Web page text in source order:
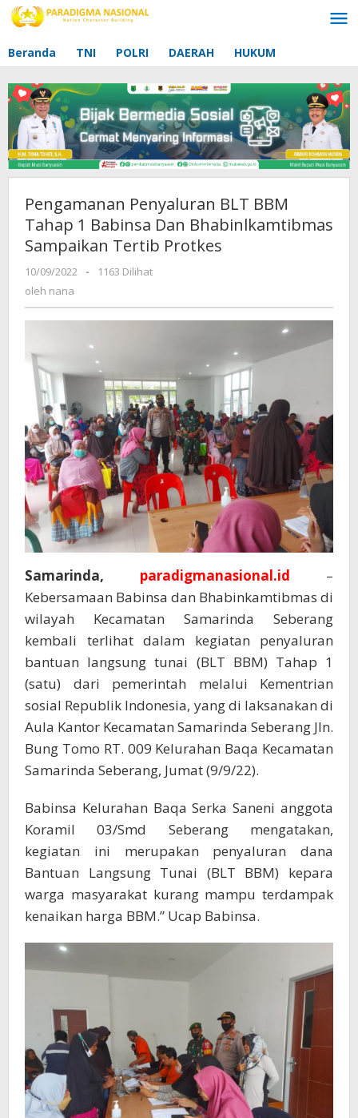
Lewati
ke
Beranda TNI POLRI DAERAH HUKUM
Pengamanan Penyaluran BLT BBM
Tahap 1 Babinsa Dan Bhabinlkamtibmas
Sampaikan Tertib Protkes
10/09/2022
oleh
-
1163 Dilihat
oleh nana
Samarinda, paradigmanasional.id –
Kebersamaan Babinsa dan Bhabinkamtibmas di
wilayah Kecamatan Samarinda Seberang
kembali terlihat dalam kegiatan penyaluran
bantuan langsung tunai (BLT BBM) Tahap 1
(satu) dari pemerintah melalui Kementrian
sosial Republik Indonesia, yang di laksanakan di
Aula Kantor Kecamatan Samarinda Seberang Jln.
Bung Tomo RT. 009 Kelurahan Baqa Kecamatan
Samarinda Seberang, Jumat (9/9/22).
Babinsa Kelurahan Baqa Serka Saneni anggota
Koramil 03/Smd Seberang mengatakan,
kegiatan ini merupakan penyaluran dana
Bantuan Langsung Tunai (BLT BBM) kepara
warga masyarakat kurang mampu terdampak
kenaikan harga BBM.” Ucap Babinsa.